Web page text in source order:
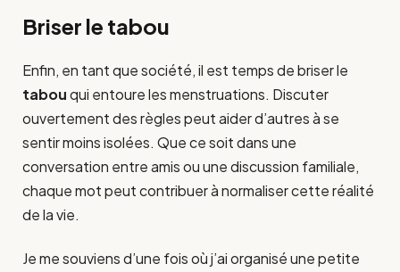
Briser le tabou
Enfin, en tant que société, il est temps de briser le
tabouqui entoure les menstruations. Discuter
ouvertement des règles peut aider d’autres à se
sentir moins isolées. Que ce soit dans une
conversation entre amis ou une discussion familiale,
chaque mot peut contribuer à normaliser cette réalité
de la vie.
Je me souviens d’une fois où j’ai organisé une petite